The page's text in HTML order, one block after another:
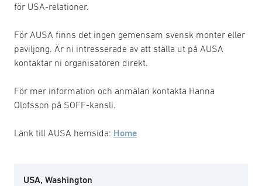
för USA-relationer.
För AUSA finns det ingen gemensam svensk monter eller
paviljong. Är ni intresserade av att ställa ut på AUSA
kontaktar ni organisatören direkt.
För mer information och anmälan kontakta Hanna
Olofsson på SOFF-kansli.
Länk till AUSA hemsida: Home
USA, Washington